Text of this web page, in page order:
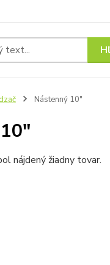
Nástenný 10"
nájdený žiadny tovar.